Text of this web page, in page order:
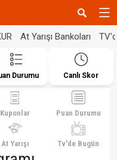
At Yarışı Bankoları
Durumu Canlı Skor
Kuponlar Puan Durumu
At Yarışı Tv'de Bugün